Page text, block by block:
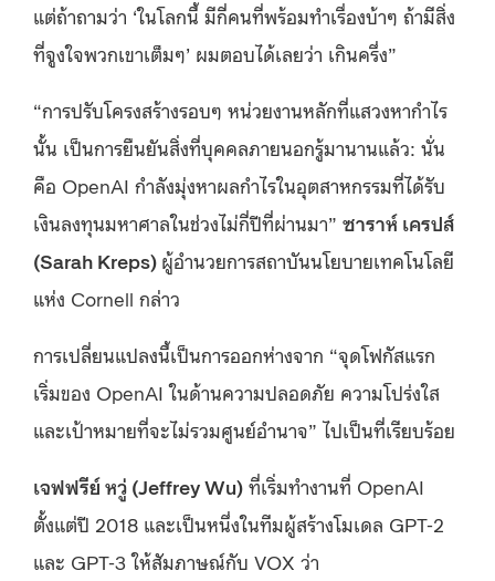
แต่ถ้าถามว่า ‘ในโลกนี้ มีกี่คนที่พร้อมทำเรื่องบ้าๆ ถ้ามีสิ่ง
ที่จูงใจพวกเขาเต็มๆ’ ผมตอบได้เลยว่า เกินครึ่ง”
“การปรับโครงสร้างรอบๆ หน่วยงานหลักที่แสวงหากำไร
นั้น เป็นการยืนยันสิ่งที่บุคคลภายนอกรู้มานานแล้ว: นั่น
คือ OpenAI กำลังมุ่งหาผลกำไรในอุตสาหกรรมที่ได้รับ
เงินลงทุนมหาศาลในช่วงไม่กี่ปีที่ผ่านมา” ซาราห์ เครปส์
(Sarah Kreps) ผู้อำนวยการสถาบันนโยบายเทคโนโลยี
แห่ง Cornell กล่าว
การเปลี่ยนแปลงนี้เป็นการออกห่างจาก “จุดโฟกัสแรก
เริ่มของ OpenAI ในด้านความปลอดภัย ความโปร่งใส
และเป้าหมายที่จะไม่รวมศูนย์อำนาจ” ไปเป็นที่เรียบร้อย
เจฟฟรีย์ หวู่ (Jeffrey Wu) ที่เริ่มทำงานที่ OpenAI
ตั้งแต่ปี 2018 และเป็นหนึ่งในทีมผู้สร้างโมเดล GPT-2
และ GPT-3 ให้สัมภาษณ์กับ VOX ว่า